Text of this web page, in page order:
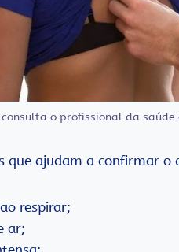
consulta o profissional da
que ajudam a confirmar o
respirar;
ar;